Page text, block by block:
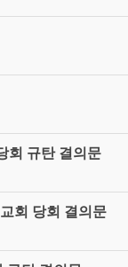
회 규탄 결의문
회 당회 결의문